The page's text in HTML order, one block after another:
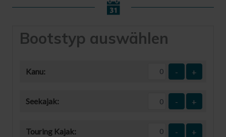
Bootstyp auswählen
Kanu: - +
Seekajak: - +
Touring Kajak: - +